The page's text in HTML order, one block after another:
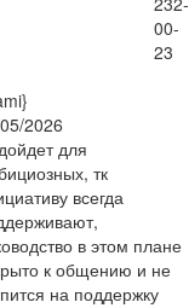
00-
23
2026
для
тк
всегда
в этом плане
к общению и не
на поддержку